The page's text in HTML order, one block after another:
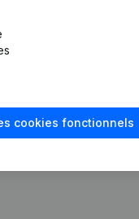
cookies fonctionnels